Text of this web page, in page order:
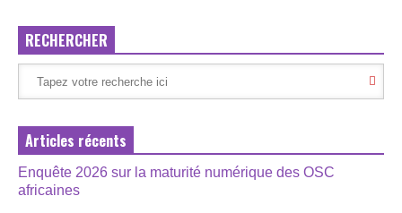
RECHERCHER
Articles récents
Enquête 2026 sur la maturité numérique des OSC
africaines